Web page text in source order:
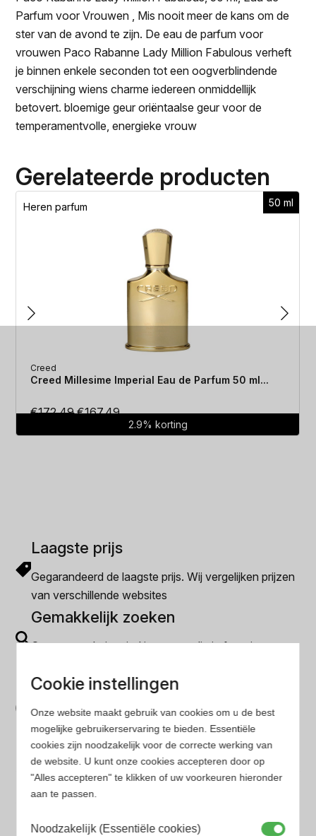
Parfum voor Vrouwen , Mis nooit meer de kans om de
ster van de avond te zijn. De eau de parfum voor
vrouwen Paco Rabanne Lady Million Fabulous verheft
je binnen enkele seconden tot een oogverblindende
verschijning wiens charme iedereen onmiddellijk
betovert. bloemige geur oriëntaalse geur voor de
temperamentvolle, energieke vrouw
Gerelateerde producten
50 ml
Heren parfum
Creed
Creed Millesime Imperial Eau de Parfum 50 ml...
€172.49Oorspronkelijke
€167.49Huidige
prijs
2.9% korting
Laagste prijs
Gegarandeerd de laagste prijs. Wij vergelijken prijzen
van verschillende websites
Gemakkelijk zoeken
Op onze website vind je eenvoudig je favoriete
Bespaar tijd en geld
Wij hebben alle prijzen voor je verzameld zodat jij
minder tijd en geld kwijt bent
Populaire herengeuren
Amouage Heren parfum
Aramis Heren parfum
Cookie instellingen
Onze website maakt gebruik van cookies om u de best
mogelijke gebruikerservaring te bieden. Essentiële
cookies zijn noodzakelijk voor de correcte werking van
de website. U kunt onze cookies accepteren door op
"Alles accepteren" te klikken of uw voorkeuren hieronder
aan te passen.
Noodzakelijk (Essentiële cookies)